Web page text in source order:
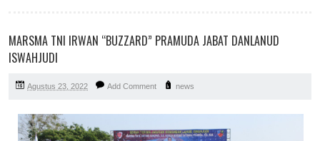
MARSMA TNI IRWAN “BUZZARD” PRAMUDA JABAT DANLANUD
ISWAHJUDI
Agustus 23, 2022 Add Comment news